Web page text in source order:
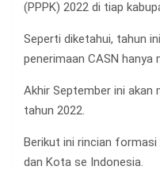
(PPPK) 2022 di tiap
Seperti diketahui, tahun
penerimaan CASN hanya
Akhir September ini akan
tahun 2022.
Berikut ini rincian formasi
dan Kota se Indonesia.